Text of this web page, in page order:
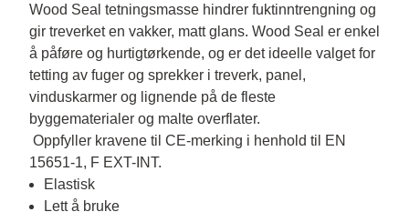
Wood Seal tetningsmasse hindrer fuktinntrengning og
gir treverket en vakker, matt glans. Wood Seal er enkel
å påføre og hurtigtørkende, og er det ideelle valget for
tetting av fuger og sprekker i treverk, panel,
vinduskarmer og lignende på de fleste
byggematerialer og malte overflater.
15651-1, F EXT-INT.
Elastisk
Lett å bruke